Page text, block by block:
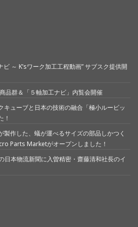
ビ ～ K’sワーク加工工程動画” サブスク提供開
品群＆「５軸加工ナビ」内覧会開催
キューブと日本の技術の融合「極小ルービッ
！
製作した、蟻が運べるサイズの部品しかつく
Parts Marketがオープンしました！
日本物流新聞に入曽精密・齋藤清和社長のイ